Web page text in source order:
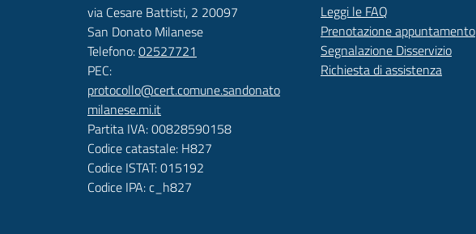
via Cesare Battisti, 2 20097
San Donato Milanese
Telefono:02527721
PEC:
protocollo@cert.comune.sandonato
milanese.mi.it
Partita IVA: 00828590158
Codice catastale: H827
Codice ISTAT: 015192
Codice IPA: c_h827
Leggi le FAQ
Prenotazione appuntamento
Segnalazione Disservizio
Richiesta di assistenza